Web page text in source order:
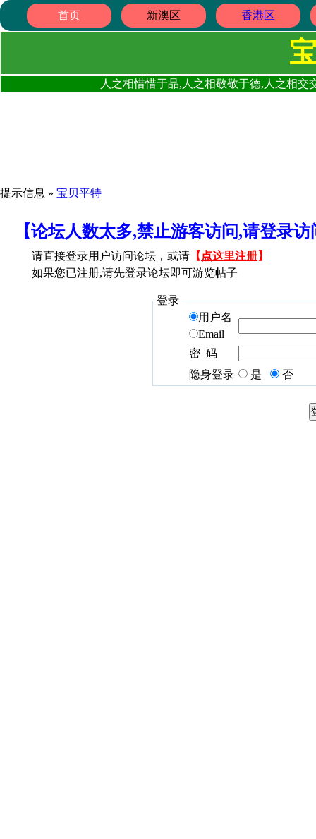
首页 新澳区 香港区
人之相惜惜于品,人之相敬敬于德,人之相
提示信息 » 宝贝平特
【论坛人数太多,禁止游客访问,请登录
请直接登录用户访问论坛，或请 【 点这里注册】
如果您已注册,请先登录论坛即可游览帖子
登录
用户名
Email
密 码
隐身登录
是 否